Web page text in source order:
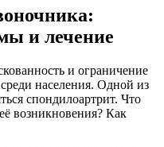
и лечение
и ограничение
населения. Одной из
спондилоартрит. Что
возникновения? Как